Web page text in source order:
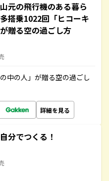
元の飛行機のある暮ら
搭乗1022回「ヒコーキ
贈る空の過ごし方
中の人」が贈る空の過ごし
詳細を見る
分でつくる！